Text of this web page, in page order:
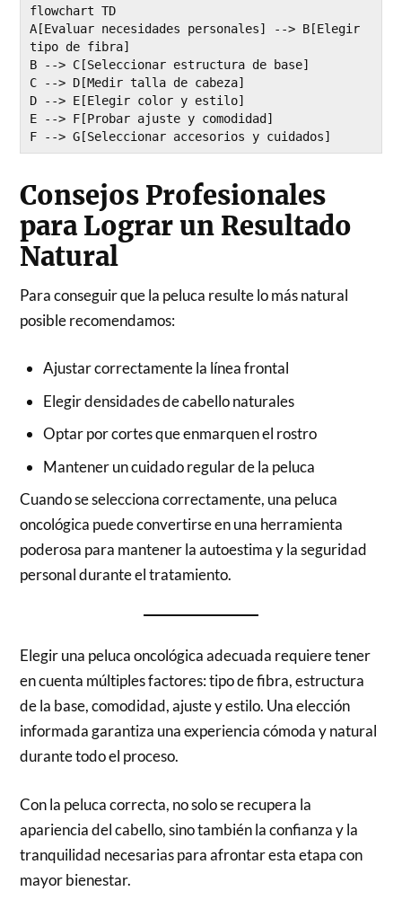
flowchart TD
A[Evaluar necesidades personales] --> B[Elegir
tipo de fibra]
B --> C[Seleccionar estructura de base]
C --> D[Medir talla de cabeza]
D --> E[Elegir color y estilo]
E --> F[Probar ajuste y comodidad]
F --> G[Seleccionar accesorios y cuidados]
Consejos Profesionales
para Lograr un Resultado
Natural
Para conseguir que la peluca resulte lo más natural
posible recomendamos:
Ajustar correctamente la línea frontal
Elegir densidades de cabello naturales
Optar por cortes que enmarquen el rostro
Mantener un cuidado regular de la peluca
Cuando se selecciona correctamente, una peluca
oncológica puede convertirse en una herramienta
poderosa para mantener la autoestima y la seguridad
personal durante el tratamiento.
Elegir una peluca oncológica adecuada requiere tener
en cuenta múltiples factores: tipo de fibra, estructura
de la base, comodidad, ajuste y estilo. Una elección
informada garantiza una experiencia cómoda y natural
durante todo el proceso.
Con la peluca correcta, no solo se recupera la
apariencia del cabello, sino también la confianza y la
tranquilidad necesarias para afrontar esta etapa con
mayor bienestar.